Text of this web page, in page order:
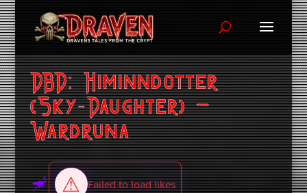
DBD: Himinndotter
(Sky-Daughter) –
Wardruna